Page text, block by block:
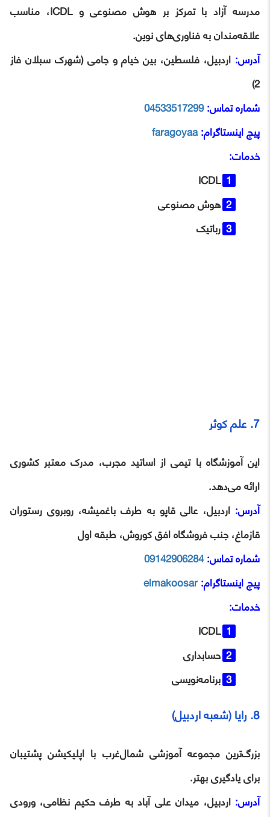
مدرسه آزاد با تمرکز بر هوش مصنوعی و ICDL، مناسب
علاقه‌مندان به فناوری‌های نوین.
آدرس: اردبیل، فلسطین، بین خیام و جامی (شهرک سبلان فاز
2)
شماره تماس:04533517299
پیج اینستاگرام:faragoyaa
خدمات:
ICDL
هوش مصنوعی
رباتیک
7. علم کوثر
این آموزشگاه با تیمی از اساتید مجرب، مدرک معتبر کشوری
ارائه می‌دهد.
آدرس: اردبیل، عالی قاپو به طرف باغمیشه، روبروی رستوران
قازماغ، جنب فروشگاه افق کوروش، طبقه اول
شماره تماس:09142906284
پیج اینستاگرام:elmakoosar
خدمات:
ICDL
حسابداری
برنامه‌نویسی
8. رایا (شعبه اردبیل)
بزرگ‌ترین مجموعه آموزشی شمال‌غرب با اپلیکیشن پشتیبان
برای یادگیری بهتر.
آدرس: اردبیل، میدان علی آباد به طرف حکیم نظامی، ورودی